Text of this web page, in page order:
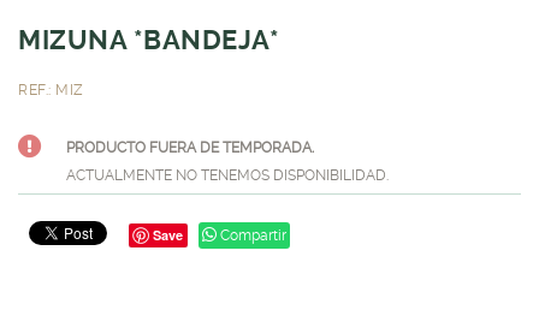
MIZUNA *BANDEJA*
REF.: MIZ
PRODUCTO FUERA DE TEMPORADA.
ACTUALMENTE NO TENEMOS DISPONIBILIDAD.
Save Compartir